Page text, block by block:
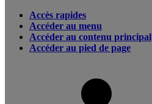
Accès rapides
Accéder au menu
Accéder au contenu principal
Accéder au pied de page